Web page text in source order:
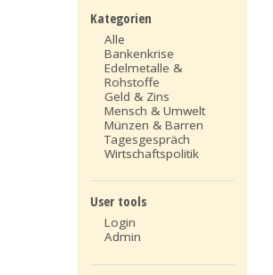
Kategorien
Alle
Bankenkrise
Edelmetalle &
Rohstoffe
Geld & Zins
Mensch & Umwelt
Münzen & Barren
Tagesgespräch
Wirtschaftspolitik
User tools
Login
Admin